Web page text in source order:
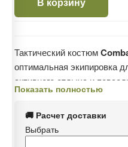
Тактический костюм
оптимальная экипировка
активного отдыха и
Костюм оснащён съемными
налокотниками, которые
локти от травм, ударов и
Показать полностью
🚚 Расчет доставки
Выбрать